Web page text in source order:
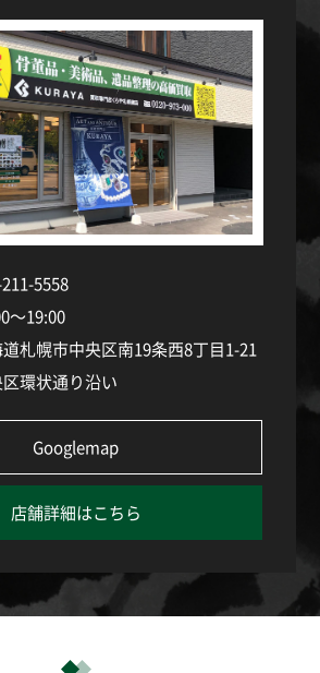
5558
～19:00
札幌市中央区南19条西8丁目1-21
環状通り沿い
Googlemap
店舗詳細はこちら